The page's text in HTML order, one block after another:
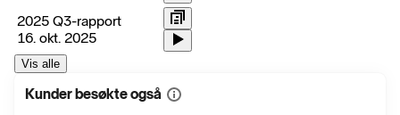
2025 Q3-rapport
16. okt. 2025
Vis alle
Kunder besøkte også Vis